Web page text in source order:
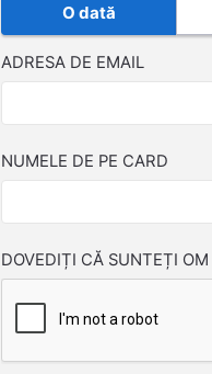
O dată
ADRESA DE EMAIL
NUMELE DE PE CARD
DOVEDIȚI CĂ SUNTEȚI OM